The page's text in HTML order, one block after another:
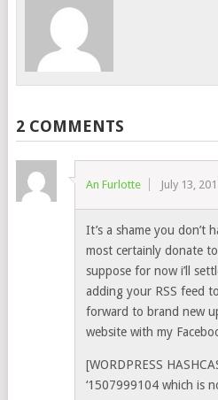
2 COMMENTS
An Furlotte July 13,
It’s a shame you don’t
most certainly donate
suppose for now i’ll
adding your RSS feed
forward to brand new
website with my
[WORDPRESS
‘1507999104 which is